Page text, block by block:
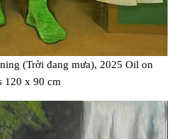
(Trời đang mưa), 2025 Oil on
120 x 90 cm